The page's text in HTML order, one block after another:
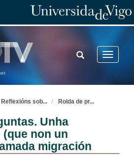
Toggle
TOGGLE
SEARCH
Reflexións sob... Rolda de pr...
Unha
non un
migración